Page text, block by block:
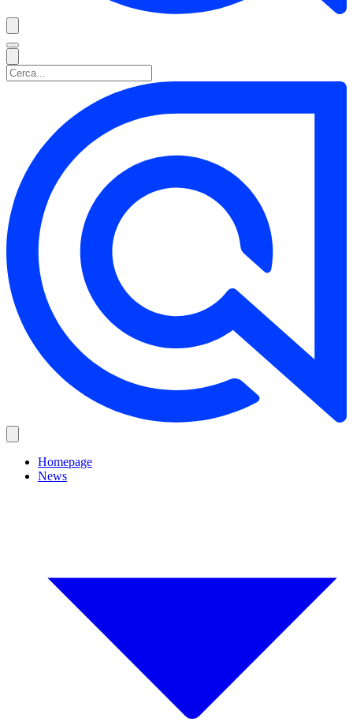
Homepage
News